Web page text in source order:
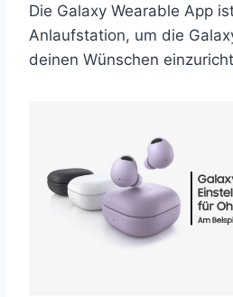
Die Galaxy Wearable App
Anlaufstation, um die
deinen Wünschen